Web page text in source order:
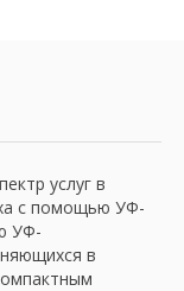
услуг в
с помощью УФ-
УФ-
в